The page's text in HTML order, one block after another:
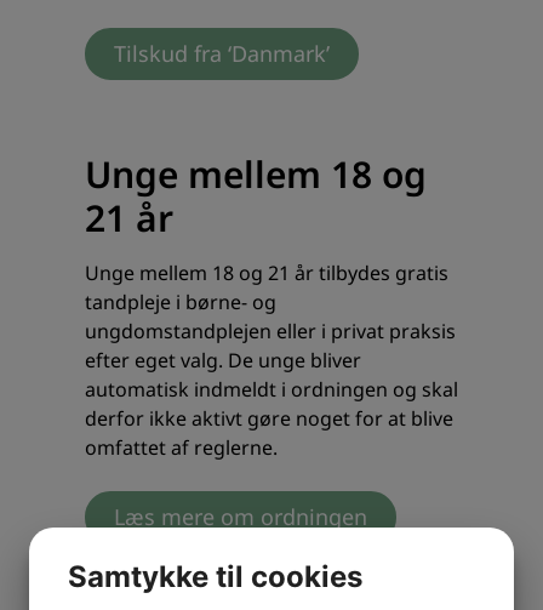
Tilskud fra ‘Danmark’
Unge mellem 18 og
21 år
Unge mellem 18 og 21 år tilbydes gratis
tandpleje i børne- og
ungdomstandplejen eller i privat praksis
efter eget valg. De unge bliver
automatisk indmeldt i ordningen og skal
derfor ikke aktivt gøre noget for at blive
omfattet af reglerne.
Læs mere om ordningen
Samtykke til cookies